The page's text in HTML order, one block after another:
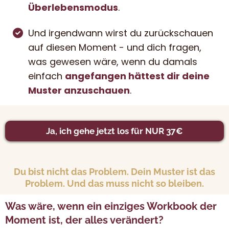
Überlebensmodus.
Und irgendwann wirst du zurückschauen
auf diesen Moment - und dich fragen,
was gewesen wäre, wenn du damals
einfach angefangen hättest dir deine
Muster anzuschauen.
Ja, ich gehe jetzt los für NUR 37€
Du bist nicht das Problem. Dein Muster ist das
Problem. Und das muss nicht so bleiben.
Was wäre, wenn ein einziges Workbook der
Moment ist, der alles verändert?